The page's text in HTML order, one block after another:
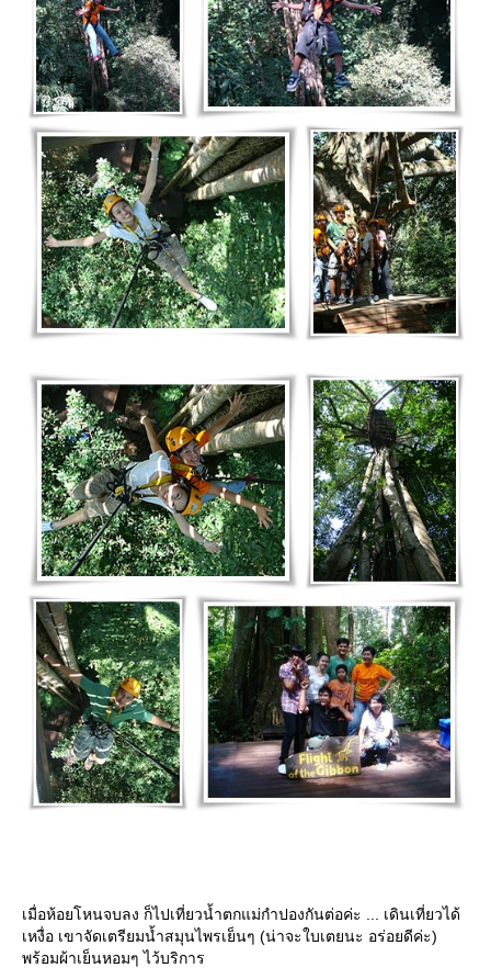
เมื่อห้อยโหนจบลง ก็ไปเที่ยวน้ำตกแม่กำปองกันต่อค่ะ ... เดินเที่ยวได้
เหงื่อ เขาจัดเตรียมน้ำสมุนไพรเย็นๆ (น่าจะใบเตยนะ อร่อยดีค่ะ)
พร้อมผ้าเย็นหอมๆ ไว้บริการ